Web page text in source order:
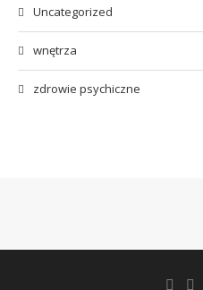
Uncategorized
wnętrza
zdrowie psychiczne